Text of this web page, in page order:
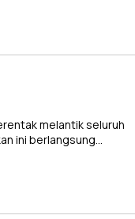
melantik seluruh
ini berlangsung…